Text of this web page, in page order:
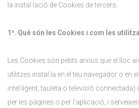
la instal·lació de Cookies de tercers.
1ª. Què són les Cookies i com les
Les Cookies són petits arxius que el lloc
utilitzes instal·la en el teu navegador o en
intel·ligent, tauleta o televisió
per les pàgines o per l'aplicació, i